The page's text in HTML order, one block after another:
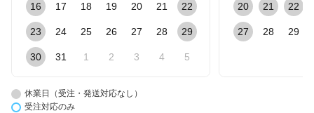
16 17 18 19 20 21 22
23 24 25 26 27 28 29
30 31 1 2 3 4 5
20 21 22
27 28 29
休業日（受注・発送対応なし）
受注対応のみ